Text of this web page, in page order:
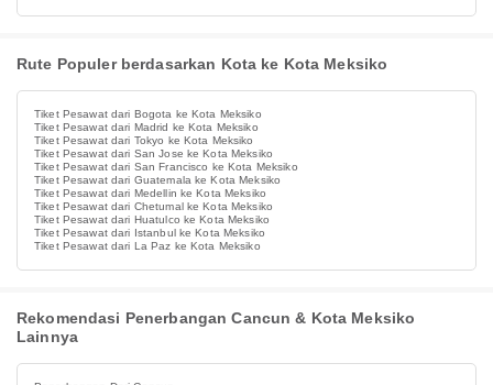
Rute Populer berdasarkan Kota ke Kota Meksiko
Tiket Pesawat dari Bogota ke Kota Meksiko
Tiket Pesawat dari Madrid ke Kota Meksiko
Tiket Pesawat dari Tokyo ke Kota Meksiko
Tiket Pesawat dari San Jose ke Kota Meksiko
Tiket Pesawat dari San Francisco ke Kota Meksiko
Tiket Pesawat dari Guatemala ke Kota Meksiko
Tiket Pesawat dari Medellin ke Kota Meksiko
Tiket Pesawat dari Chetumal ke Kota Meksiko
Tiket Pesawat dari Huatulco ke Kota Meksiko
Tiket Pesawat dari Istanbul ke Kota Meksiko
Tiket Pesawat dari La Paz ke Kota Meksiko
Rekomendasi Penerbangan Cancun & Kota Meksiko
Lainnya